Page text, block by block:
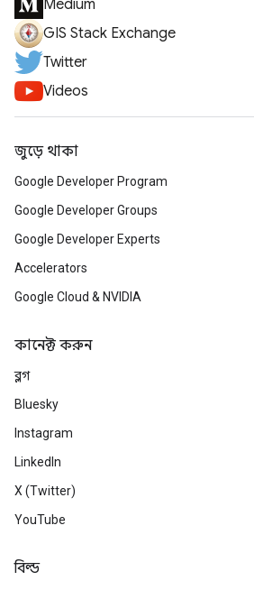
Medium
GIS Stack Exchange
Twitter
Videos
জুড়ে থাকা
Google Developer Program
Google Developer Groups
Google Developer Experts
Accelerators
Google Cloud & NVIDIA
কানেক্ট করুন
ব্লগ
Bluesky
Instagram
LinkedIn
X (Twitter)
YouTube
বিল্ড